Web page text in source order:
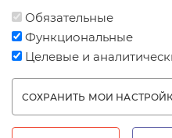
© ОДО «Точно-
защищены, любое
без ссылки на
Обязательные
Функциональные
Целевые и
СОХРАНИТЬ МОИ
WITHDRAW CONSENT